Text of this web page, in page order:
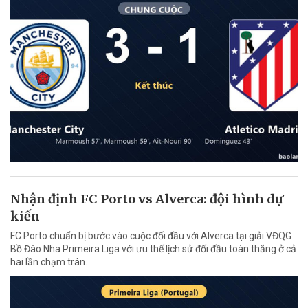
Nhận định FC Porto vs Alverca: đội hình dự
kiến
FC Porto chuẩn bị bước vào cuộc đối đầu với Alverca tại giải VĐQG
Bồ Đào Nha Primeira Liga với ưu thế lịch sử đối đầu toàn thắng ở cả
hai lần chạm trán.